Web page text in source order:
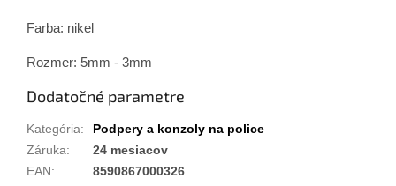
Farba: nikel
Rozmer: 5mm - 3mm
Dodatočné parametre
Kategória:
Podpery a konzoly na police
Záruka:
24 mesiacov
EAN: 8590867000326